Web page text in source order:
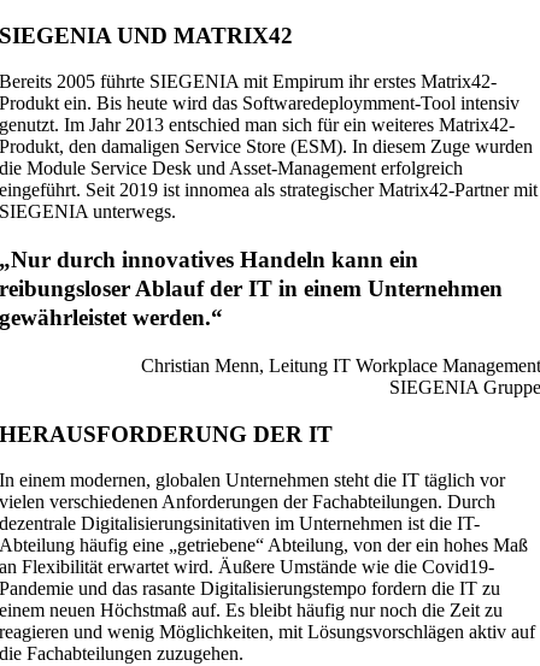
SIEGENIA UND MATRIX42
Bereits 2005 führte SIEGENIA mit Empirum ihr erstes Matrix42-
Produkt ein. Bis heute wird das Softwaredeploymment-Tool intensiv
genutzt. Im Jahr 2013 entschied man sich für ein weiteres Matrix42-
Produkt, den damaligen Service Store (ESM). In diesem Zuge wurden
die Module Service Desk und Asset-Management erfolgreich
eingeführt. Seit 2019 ist innomea als strategischer Matrix42-Partner mit
SIEGENIA unterwegs.
„Nur durch innovatives Handeln kann ein
reibungsloser Ablauf der IT in einem Unternehmen
gewährleistet werden.“
Christian Menn, Leitung IT Workplace Management
SIEGENIA Gruppe
HERAUSFORDERUNG DER IT
In einem modernen, globalen Unternehmen steht die IT täglich vor
vielen verschiedenen Anforderungen der Fachabteilungen. Durch
dezentrale Digitalisierungsinitativen im Unternehmen ist die IT-
Abteilung häufig eine „getriebene“ Abteilung, von der ein hohes Maß
an Flexibilität erwartet wird. Äußere Umstände wie die Covid19-
Pandemie und das rasante Digitalisierungstempo fordern die IT zu
einem neuen Höchstmaß auf. Es bleibt häufig nur noch die Zeit zu
reagieren und wenig Möglichkeiten, mit Lösungsvorschlägen aktiv auf
die Fachabteilungen zuzugehen.